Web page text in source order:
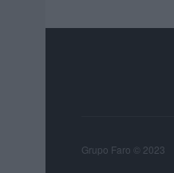
Grupo Faro © 2023